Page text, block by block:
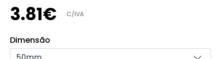
3.81€ C/IVA
Dimensão